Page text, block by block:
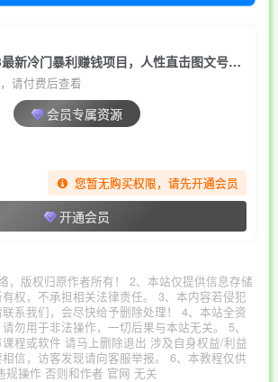
（6326期）2023最新冷门暴利赚钱项目，人性直击图文号，日收入1000+【视频教程】
请付费后查看
会员专属资源
您暂无购买权限，请先开通会员
开通会员
，版权归原作者所有！ 2、本站仅提供信息存储
权，不承担相关法律责任。 3、本内容若侵犯
系我们，会尽快给予删除处理！ 4、本站全资
勿用于非法操作，一切后果与本站无关。 5、
程或软件 请马上删除退出 涉及自身权益/利益
信，访客发现请向客服举报。 6、本教程仅供
规操作 否则和作者 官网 无关